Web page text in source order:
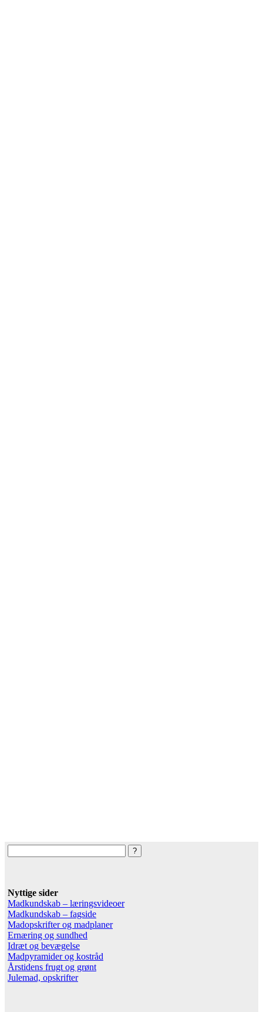
Nyttige sider
Madkundskab – læringsvideoer
Madkundskab – fagside
Madopskrifter og madplaner
Ernæring og sundhed
Idræt og bevægelse
Madpyramider og kostråd
Årstidens frugt og grønt
Julemad, opskrifter